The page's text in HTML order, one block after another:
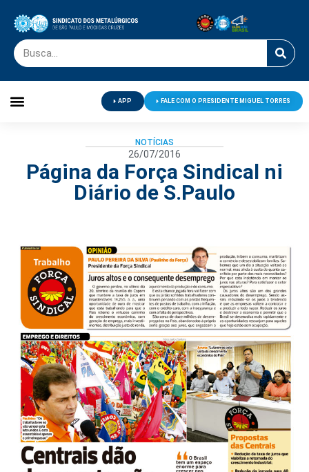
APP FALE COM O PRESIDENTE MIGUEL TORRES
NOTÍCIAS
26/07/2016
Página da Força Sindical ni
Diário de S.Paulo